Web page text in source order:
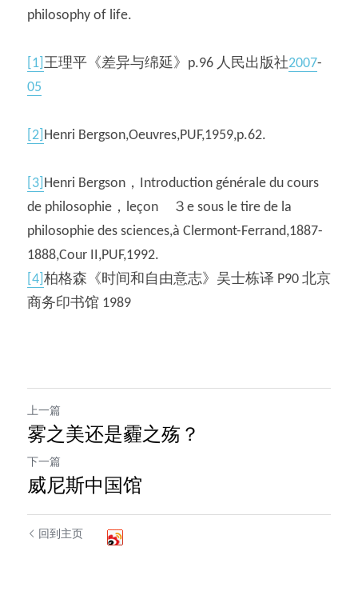
philosophy of life.
[1] 王理平《差异与绵延》p.96 人民出版社2007-
05
[2] Henri Bergson,Oeuvres,PUF,1959,p.62.
[3] Henri Bergson，Introduction générale du cours
de philosophie，leçon　３e sous le tire de la
philosophie des sciences,à Clermont-Ferrand,1887-
1888,Cour II,PUF,1992.
[4] 柏格森《时间和自由意志》吴士栋译 P90 北京
商务印书馆 1989
上一篇
雾之美还是霾之殇？
下一篇
威尼斯中国馆
回到主页